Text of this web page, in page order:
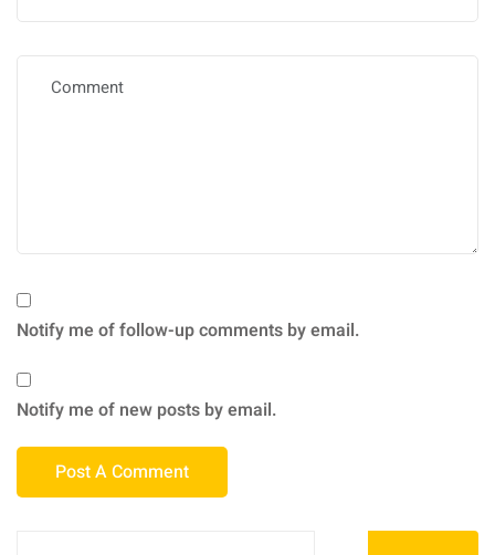
Notify me of follow-up comments by email.
Notify me of new posts by email.